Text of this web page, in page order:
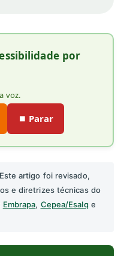
por
voz.
⏹️ Parar
Este artigo foi revisado,
e diretrizes técnicas do
Embrapa, Cepea/Esalq e